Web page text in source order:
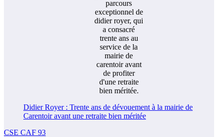
Didier Royer : Trente ans de dévouement à la mairie de
Carentoir avant une retraite bien méritée
CSE CAF 93